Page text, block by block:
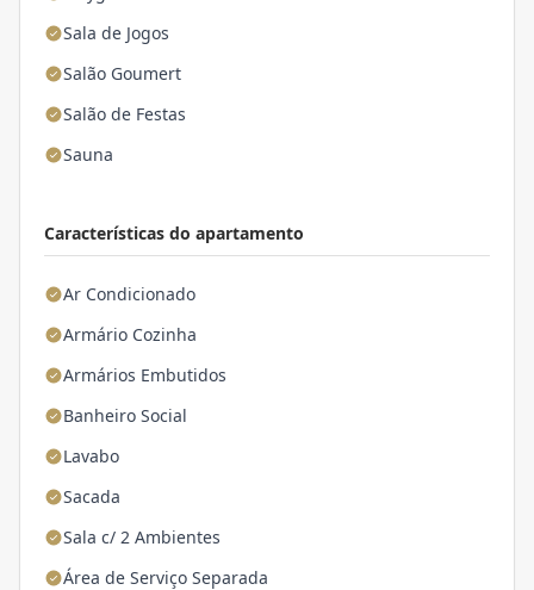
Sala de Jogos
Salão Goumert
Salão de Festas
Sauna
Características do apartamento
Ar Condicionado
Armário Cozinha
Armários Embutidos
Banheiro Social
Lavabo
Sacada
Sala c/ 2 Ambientes
Área de Serviço Separada